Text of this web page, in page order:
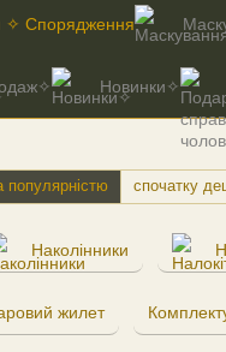
✧ Спорядження
Новинки✧
популярністю спочатку
Наколінники
жилет